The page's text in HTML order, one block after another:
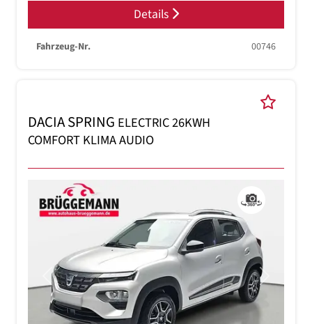
Details
Fahrzeug-Nr. 00746
DACIA SPRING ELECTRIC 26KWH
COMFORT KLIMA AUDIO
Previous Next